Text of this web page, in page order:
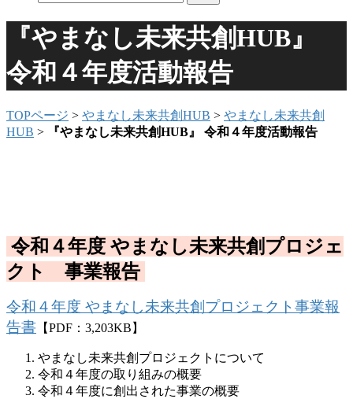
『やまなし未来共創HUB』
令和４年度活動報告
TOPページ > やまなし未来共創HUB > やまなし未来共創
HUB > 『やまなし未来共創HUB』 令和４年度活動報告
令和４年度 やまなし未来共創プロジェ
クト 事業報告
令和４年度 やまなし未来共創プロジェクト事業報
告書 【PDF：3,203KB】
やまなし未来共創プロジェクトについて
令和４年度の取り組みの概要
令和４年度に創出された事業の概要